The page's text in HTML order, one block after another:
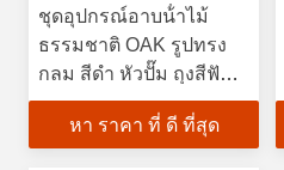
ชุดอุปกรณ์อาบน้ําไม้
ธรรมชาติ OAK รูปทรง
กลม สีดํา หัวปั๊ม ถุงสีฟัน
ถ้วยชามอาบน้ํา ชุดถ้วย
สบู่ไม้หา ราคา ที่ ดี ที่สุด